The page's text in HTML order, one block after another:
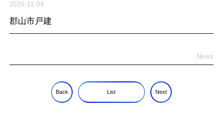
2025.11.04
郡山市戸建
News
Back List Next